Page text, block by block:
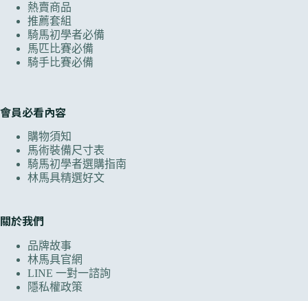
熱賣商品
推薦套組
騎馬初學者必備
馬匹比賽必備
騎手比賽必備
會員必看內容
購物須知
馬術裝備尺寸表
騎馬初學者選購指南
林馬具精選好文
關於我們
品牌故事
林馬具官網
LINE 一對一諮詢
隱私權政策